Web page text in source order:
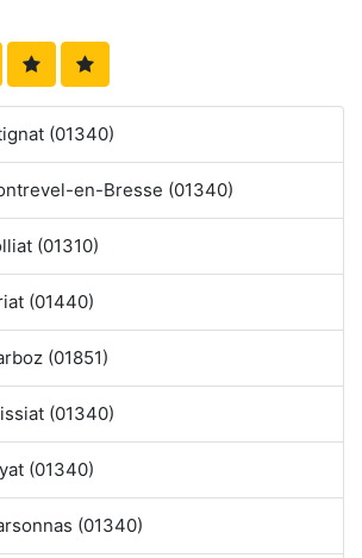
(01340)
en-Bresse (01340)
(01310)
(01440)
(01851)
(01340)
(01340)
(01340)